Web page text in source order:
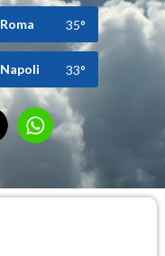
Roma 35°
Napoli 33°